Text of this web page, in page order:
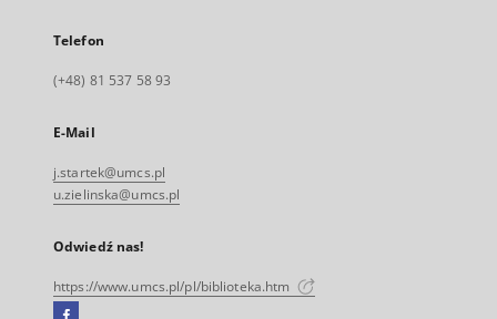
Telefon
(+48) 81 537 58 93
E-Mail
j.startek@umcs.pl
u.zielinska@umcs.pl
Odwiedź nas!
https://www.umcs.pl/pl/biblioteka.htm
Facebook